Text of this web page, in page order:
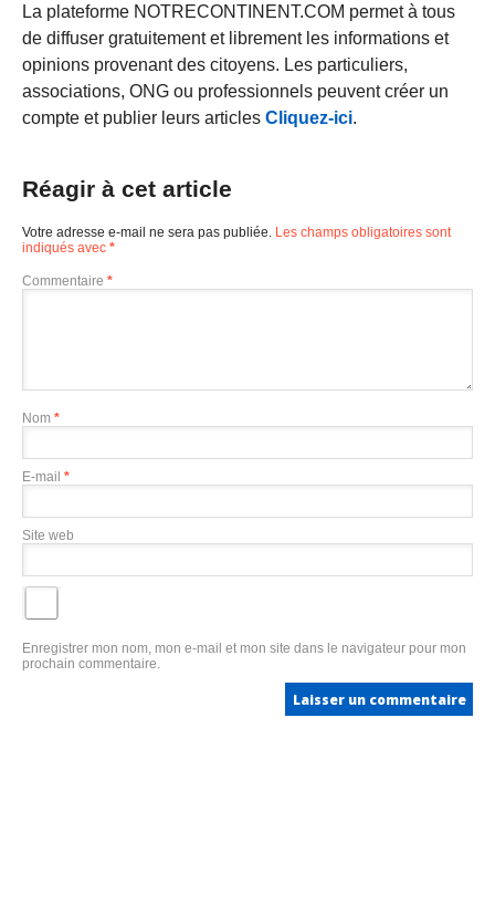
La plateforme NOTRECONTINENT.COM permet à tous
de diffuser gratuitement et librement les informations et
opinions provenant des citoyens. Les particuliers,
associations, ONG ou professionnels peuvent créer un
compte et publier leurs articles Cliquez-ici.
Réagir à cet article
Votre adresse e-mail ne sera pas publiée. Les champs obligatoires sont
indiqués avec *
Commentaire *
Nom *
E-mail *
Site web
Enregistrer mon nom, mon e-mail et mon site dans le navigateur pour mon
prochain commentaire.